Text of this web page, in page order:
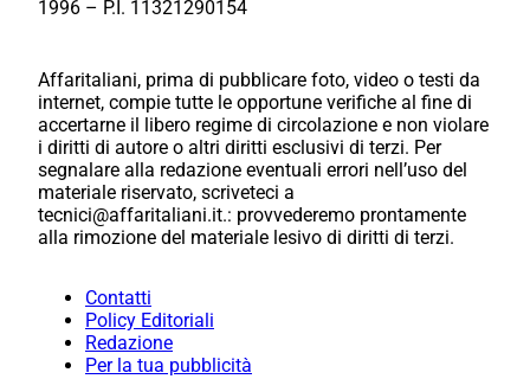
1996 – P.I. 11321290154
Affaritaliani, prima di pubblicare foto, video o testi da
internet, compie tutte le opportune verifiche al fine di
accertarne il libero regime di circolazione e non violare
i diritti di autore o altri diritti esclusivi di terzi. Per
segnalare alla redazione eventuali errori nell’uso del
materiale riservato, scriveteci a
tecnici@affaritaliani.it.: provvederemo prontamente
alla rimozione del materiale lesivo di diritti di terzi.
Contatti
Policy Editoriali
Redazione
Per la tua pubblicità